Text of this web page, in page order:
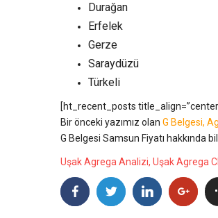
Durağan
Erfelek
Gerze
Saraydüzü
Türkeli
[ht_recent_posts
Bir önceki yazımız olan G Belgesi,
G Belgesi Samsun Fiyatı hakkında
Uşak Agrega Analizi, Uşak Agrega